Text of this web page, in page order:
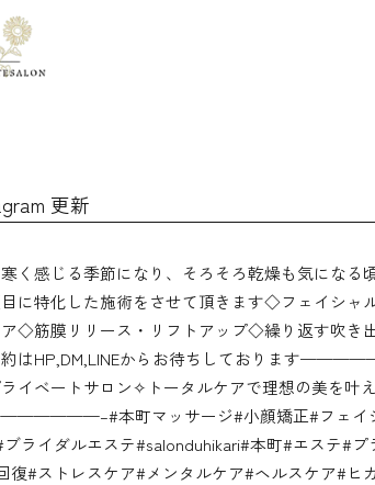
更新
く感じる季節になり、そろそろ乾燥も気になる
に特化した施術をさせて頂きます◇フェイシャ
◇筋膜リリース・リフトアップ◇繰り返す吹
約はHP,DM,LINEからお待ちしております
イベートサロン✧︎トータルケアで理想の美を叶
本町マッサージ#小顔矯正#フェイシ
ライダルエステ#salonduhikari#本町#エステ#
復#ストレスケア#メンタルケア#ヘルスケア#ヒ